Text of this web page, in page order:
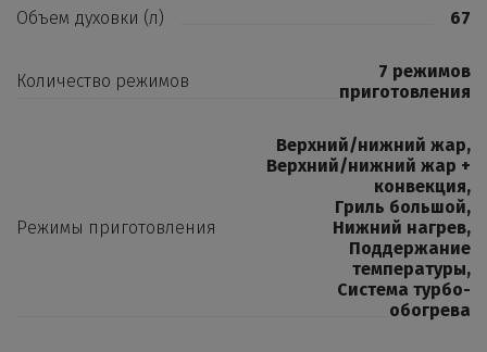
Объем духовки (л) 67
Количество режимов
7 режимов
приготовления
Режимы приготовления
Верхний/нижний жар,
Верхний/нижний жар +
конвекция,
Гриль большой,
Нижний нагрев,
Поддержание
температуры,
Система турбо-
обогрева